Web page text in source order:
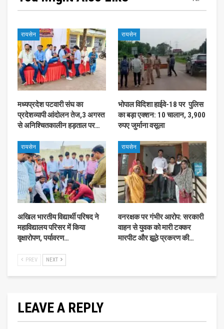
रायसेन
मध्यप्रदेश पटवारी संघ का
प्रदेशव्यापी आंदोलन तेज,3 अगस्त
से अनिश्चितकालीन हड़ताल पर…
रायसेन
भोपाल विदिशा हाईवे-18 पर पुलिस
का बड़ा एक्शन: 10 चालान, 3,900
रुपए जुर्माना वसूला
रायसेन
अखिल भारतीय विद्यार्थी परिषद ने
महाविद्यालय परिसर में किया
वृक्षारोपण, पर्यावरण…
रायसेन
वनरक्षक पर गंभीर आरोप: सरकारी
वाहन से युवक को मारी टक्कर
मारपीट और झूठे प्रकरण की…
PREV NEXT
LEAVE A REPLY